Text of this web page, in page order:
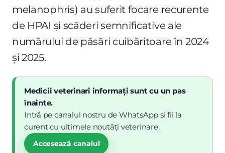
melanophris) au suferit focare recurente
de HPAI și scăderi semnificative ale
numărului de păsări cuibăritoare în 2024
și 2025.
Medicii veterinari informați sunt cu un pas
înainte.
Intră pe canalul nostru de WhatsApp și fii la
curent cu ultimele noutăți veterinare.
Accesează canalul